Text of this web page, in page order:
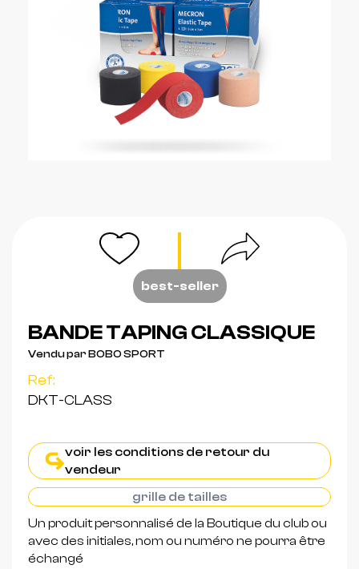
best-seller
BANDE TAPING CLASSIQUE
Vendu par BOBO SPORT
Ref:
DKT-CLASS
voir les conditions de retour du
vendeur
grille de tailles
Un produit personnalisé de la Boutique du club ou
avec des initiales, nom ou numéro ne pourra être
échangé